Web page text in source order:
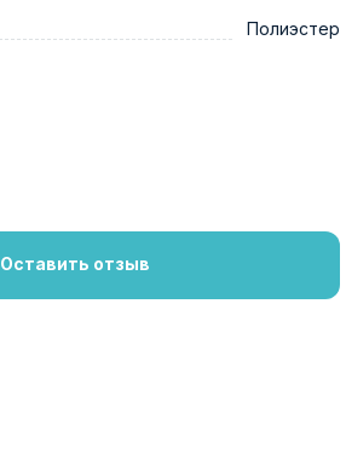
Полиэстер
Оставить отзыв